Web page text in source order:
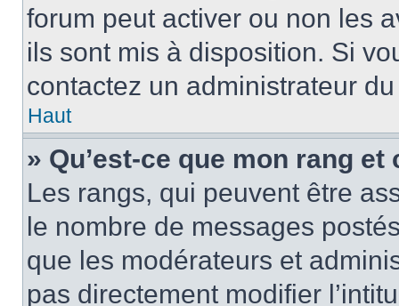
forum peut activer ou non les
ils sont mis à disposition. Si
contactez un administrateur
Haut
» Qu’est-ce que mon rang
Les rangs, qui peuvent être
le nombre de messages
que les modérateurs et
pas directement modifier